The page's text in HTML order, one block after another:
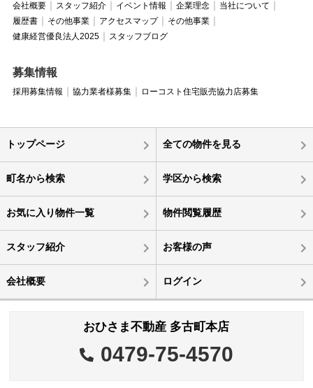
会社概要 スタッフ紹介 イベント情報 企業理念
当社について
履歴書
その他事業 アクセスマップ
その他事業
健康経営優良法人2025
スタッフブログ
募集情報
採用募集情報 協力業者様募集 ローコスト住宅販売協力店募集
トップページ 全ての物件を見る
町名から検索 学区から検索
お気に入り物件一覧 物件閲覧履歴
スタッフ紹介 お客様の声
会社概要 ログイン
おひさま不動産 多古町本店
0479-75-4570